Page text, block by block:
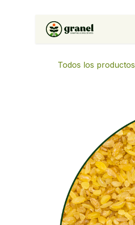
Ir al contenido
Todos los productos